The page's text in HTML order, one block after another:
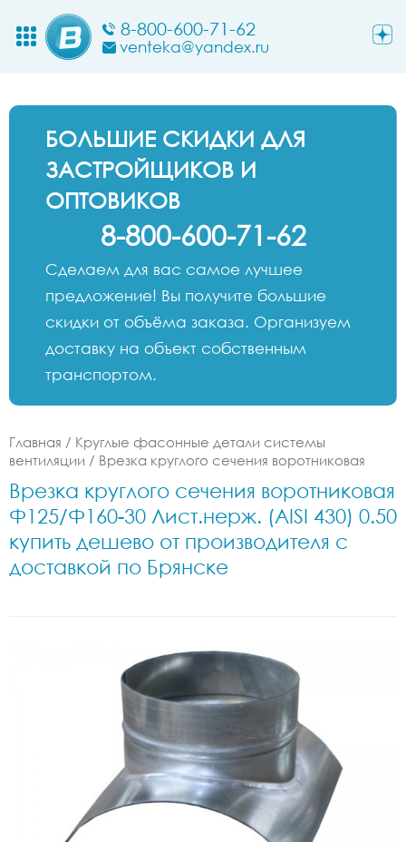
8-800-600-71-62
venteka@yandex.ru
БОЛЬШИЕ СКИДКИ ДЛЯ
ЗАСТРОЙЩИКОВ И
ОПТОВИКОВ
8-800-600-71-62
Сделаем для вас самое лучшее
предложение! Вы получите большие
скидки от объёма заказа. Организуем
доставку на объект собственным
транспортом.
Главная / Круглые фасонные детали системы
вентиляции / Врезка круглого сечения воротниковая
Врезка круглого сечения воротниковая
Ф125/Ф160-30 Лист.нерж. (AISI 430) 0.50
купить дешево от производителя с
доставкой по Брянске